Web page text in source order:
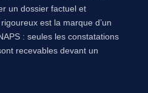
un dossier factuel et
est la marque d’un
: seules les constatations
recevables devant un